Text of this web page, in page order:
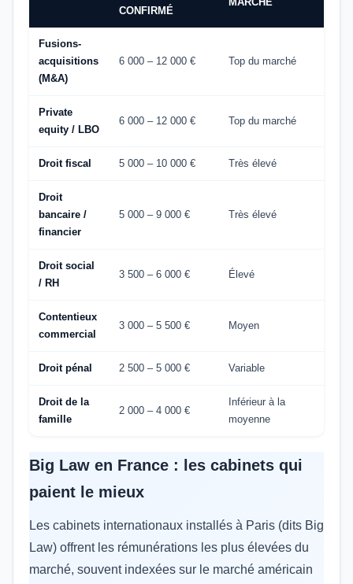
CONFIRMÉ
Fusions-
acquisitions
(M&A)
6 000 – 12 000 € Top du marché
Private
equity / LBO
6 000 – 12 000 € Top du marché
Droit fiscal 5 000 – 10 000 € Très élevé
Droit
bancaire /
financier
5 000 – 9 000 € Très élevé
Droit social
/ RH
3 500 – 6 000 € Élevé
Contentieux
commercial
3 000 – 5 500 € Moyen
Droit pénal 2 500 – 5 000 € Variable
Droit de la
famille
2 000 – 4 000 €
Inférieur à la
moyenne
Big Law en France : les cabinets qui
paient le mieux
Les cabinets internationaux installés à Paris (dits Big
Law) offrent les rémunérations les plus élevées du
marché, souvent indexées sur le marché américain